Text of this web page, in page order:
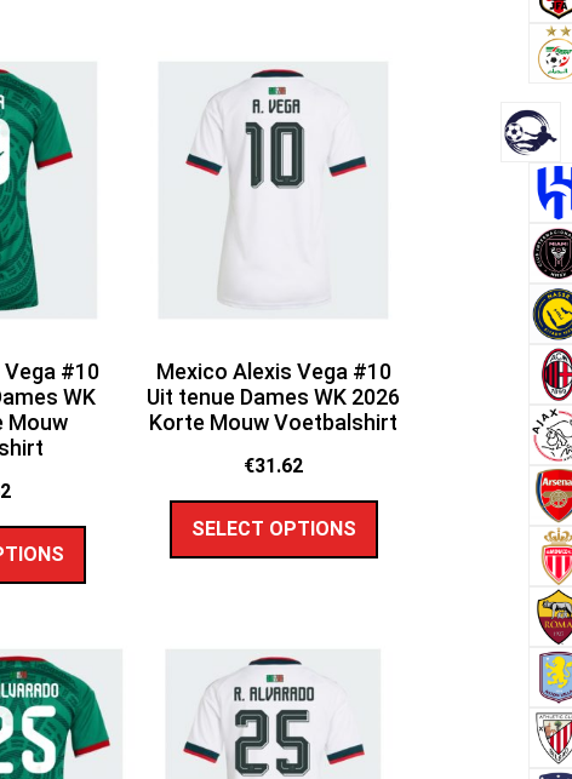
#10
WK
Mouw
Mexico Alexis Vega #10
Uit tenue Dames WK 2026
Korte Mouw Voetbalshirt
€31.62
SELECT OPTIONS